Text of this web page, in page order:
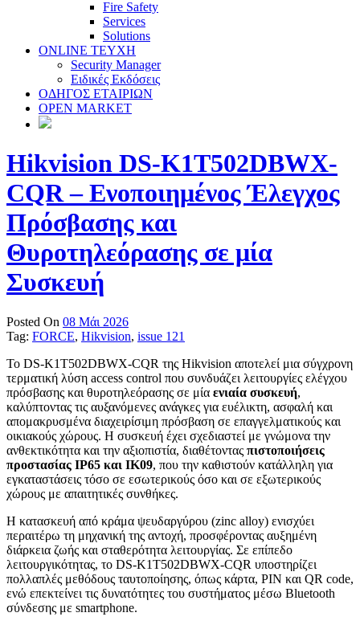
Fire Safety
Services
Solutions
ONLINE TEYXH
Security Manager
Ειδικές Εκδόσεις
ΟΔΗΓΟΣ ΕΤΑΙΡΙΩΝ
OPEN MARKET
Hikvision DS-K1T502DBWX-
CQR – Ενοποιημένος Έλεγχος
Πρόσβασης και
Θυροτηλεόρασης σε μία
Συσκευή
Posted On 08 Μάι 2026
Tag: FORCE, Hikvision, issue 121
Το DS-K1T502DBWX-CQR της Hikvision αποτελεί μια σύγχρονη
τερματική λύση access control που συνδυάζει λειτουργίες ελέγχου
πρόσβασης και θυροτηλεόρασης σε μία ενιαία συσκευή,
καλύπτοντας τις αυξανόμενες ανάγκες για ευέλικτη, ασφαλή και
απομακρυσμένα διαχειρίσιμη πρόσβαση σε επαγγελματικούς και
οικιακούς χώρους. Η συσκευή έχει σχεδιαστεί με γνώμονα την
ανθεκτικότητα και την αξιοπιστία, διαθέτοντας πιστοποιήσεις
προστασίας IP65 και IK09, που την καθιστούν κατάλληλη για
εγκαταστάσεις τόσο σε εσωτερικούς όσο και σε εξωτερικούς
χώρους με απαιτητικές συνθήκες.
Η κατασκευή από κράμα ψευδαργύρου (zinc alloy) ενισχύει
περαιτέρω τη μηχανική της αντοχή, προσφέροντας αυξημένη
διάρκεια ζωής και σταθερότητα λειτουργίας. Σε επίπεδο
λειτουργικότητας, το DS-K1T502DBWX-CQR υποστηρίζει
πολλαπλές μεθόδους ταυτοποίησης, όπως κάρτα, PIN και QR code,
ενώ επεκτείνει τις δυνατότητες του συστήματος μέσω Bluetooth
σύνδεσης με smartphone.